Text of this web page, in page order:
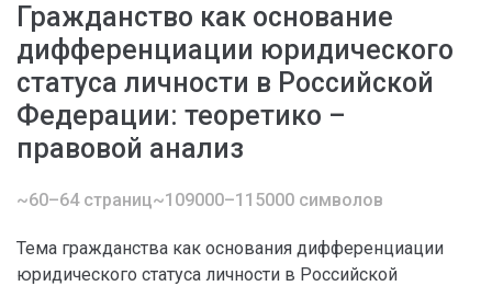
Гражданство как основание
дифференциации юридического
статуса личности в Российской
Федерации: теоретико –
правовой анализ
~60–64 страниц~109000–115000 символов
Тема гражданства как основания дифференциации
юридического статуса личности в Российской